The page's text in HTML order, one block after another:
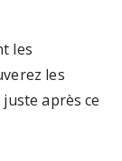
les
les
après ce